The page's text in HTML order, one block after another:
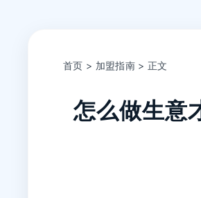
首页 > 加盟指南> 正文
怎么做生意